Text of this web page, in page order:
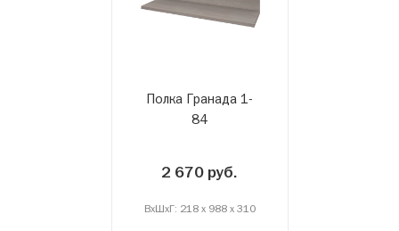
Полка Гранада 1-
84
2 670 руб.
ВxШxГ: 218 x 988 x 310